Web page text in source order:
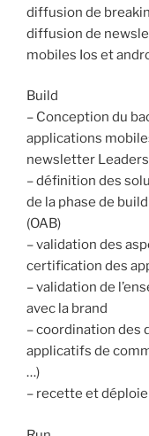
diffusion de
diffusion de
mobiles Ios et
Build
– Conception du
applications
newsletter Leaders
– définition des
de la phase de
(OAB)
– validation des
certification des
– validation de
avec la brand
– coordination des
applicatifs de
…)
– recette et